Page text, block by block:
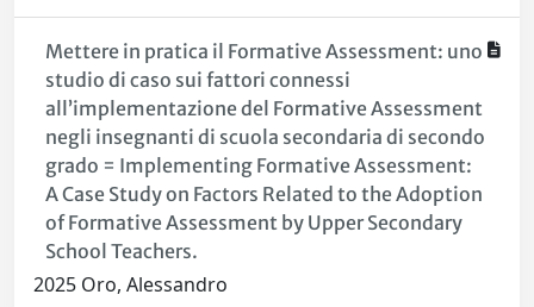
Mettere in pratica il Formative Assessment: uno
studio di caso sui fattori connessi
all’implementazione del Formative Assessment
negli insegnanti di scuola secondaria di secondo
grado = Implementing Formative Assessment:
A Case Study on Factors Related to the Adoption
of Formative Assessment by Upper Secondary
School Teachers.
2025 Oro, Alessandro